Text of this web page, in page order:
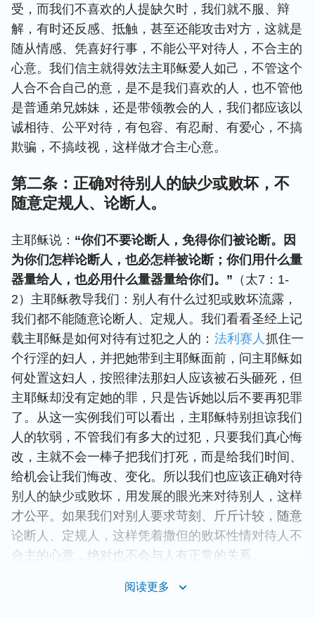
受，而我们不喜欢的人提缺欠时，我们就不服、辩
解，有时还反感、抵触，甚至还能攻击对方，这就是
随从情感、凭喜好行事，不能公平对待人，不合主的
心意。我们信主就得效法主耶稣爱人如己，不管这个
人合不合自己的意，是不是我们喜欢的人，也不管他
是普通弟兄姊妹，还是带领教会的人，我们都应该以
诚相待、公平对待，有包容、有忍耐、有爱心，不搞
欺骗，不搞歧视，这样做才合主心意。
第二条：正确对待别人的缺少或败坏，不
随意定规人、论断人。
主耶稣说： “你们不要论断人，免得你们被论断。因
为你们怎样论断人，也必怎样被论断；你们用什么量
器量给人，也必用什么量器量给你们。” （太7：1-
2）主耶稣教导我们：别人有什么过犯或败坏流露，
我们都不能随意论断人、定规人。我们看看圣经上记
载主耶稣是如何对待有过犯之人的： 法利赛人 抓住一
个行淫的妇人，并把她带到主耶稣面前，问主耶稣如
何处置这妇人，按照律法那妇人应该被石头砸死，但
主耶稣却没有定她的罪，只是告诉她以后不要再犯罪
了。从这一实例我们可以看出，主耶稣特别担谅我们
人的软弱，不管我们有多大的过犯，只要我们真心悔
改，主就不会一棒子把我们打死，而是给我们时间、
给机会让我们悔改、变化。所以我们也应该正确对待
别人的缺少或败坏，用发展的眼光来对待别人，这样
才公平。如果我们对别人要求苛刻、斤斤计较，随意
论断人、定规人，这样凭着撒但的败坏性情对待人不
合主的心意，绝对也不会与人有正常的关系。
如：我们教会有一个姊妹，因消极软弱，她一直不能
阅读更多